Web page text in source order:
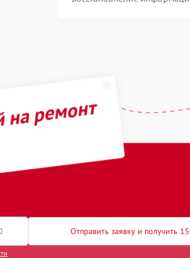
ремонт
Отправить заявку и получить